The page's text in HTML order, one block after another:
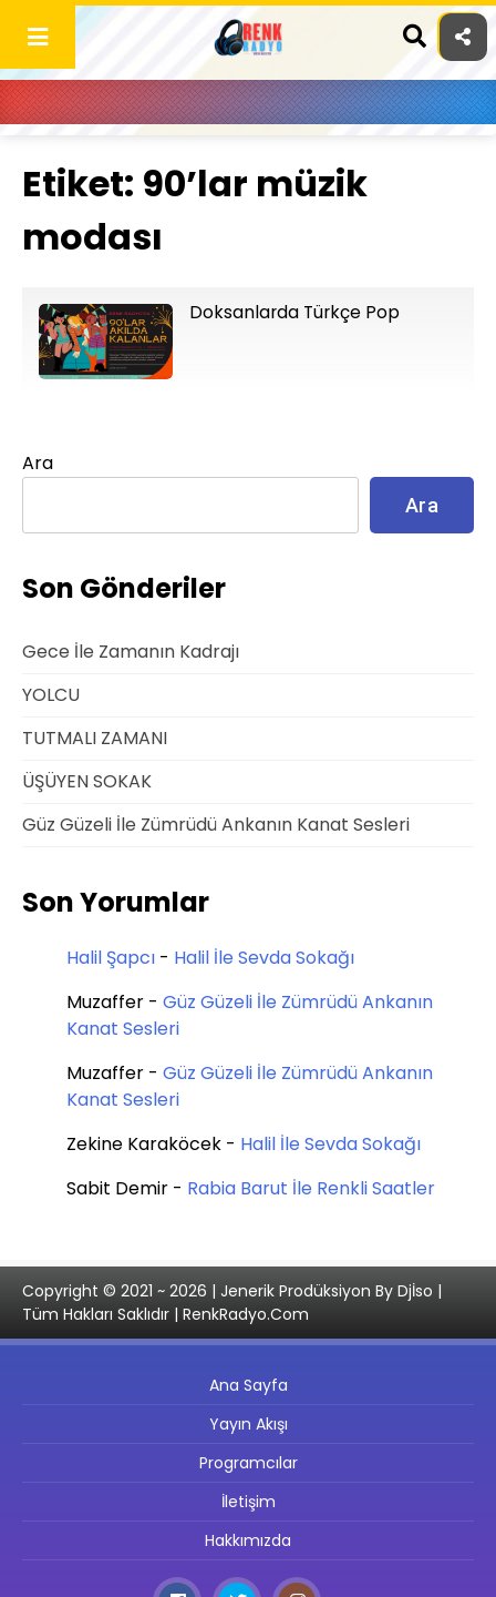
content
Etiket: 90’lar müzik
modası
Doksanlarda Türkçe Pop
Ara
Ara
Son Gönderiler
Gece İle Zamanın Kadrajı
YOLCU
TUTMALI ZAMANI
ÜŞÜYEN SOKAK
Güz Güzeli İle Zümrüdü Ankanın Kanat Sesleri
Son Yorumlar
Halil Şapcı - Halil İle Sevda Sokağı
Muzaffer - Güz Güzeli İle Zümrüdü Ankanın
Kanat Sesleri
Muzaffer - Güz Güzeli İle Zümrüdü Ankanın
Kanat Sesleri
Zekine Karaköcek - Halil İle Sevda Sokağı
Sabit Demir - Rabia Barut İle Renkli Saatler
Copyright © 2021 ~ 2026 | Jenerik Prodüksiyon By Djİso |
Tüm Hakları Saklıdır | RenkRadyo.Com
Ana Sayfa
Yayın Akışı
Programcılar
İletişim
Hakkımızda